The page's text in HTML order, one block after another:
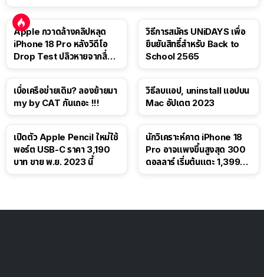
Apple กวาดล้างคลิปหลุด
iPhone 18 Pro หลังวิดีโอ
Drop Test ปลิวหายจากสื่อ
วิธีการสมัคร UNiDAYS เพื่อ
ยืนยันสิทธิ์สำหรับ Back to
School 2565
เบื่อเครือข่ายเดิม? ลองย้ายมา
my by CAT กันเถอะ !!!
วิธีลบแอป, uninstall แอปบน
Mac อัปเดต 2023
เปิดตัว Apple Pencil ใหม่ใช้
พอร์ต USB-C ราคา 3,190
บาท ขาย พ.ย. 2023 นี้
นักวิเคราะห์คาด iPhone 18
Pro อาจแพงขึ้นสูงสุด 300
ดอลลาร์ เริ่มต้นแตะ 1,399